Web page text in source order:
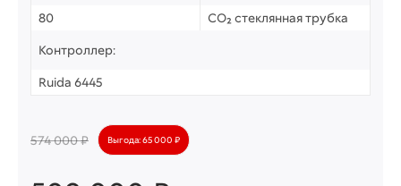
80
CO₂ стеклянная трубка
Контроллер:
Ruida 6445
574 000 ₽ Выгода: 65 000 ₽